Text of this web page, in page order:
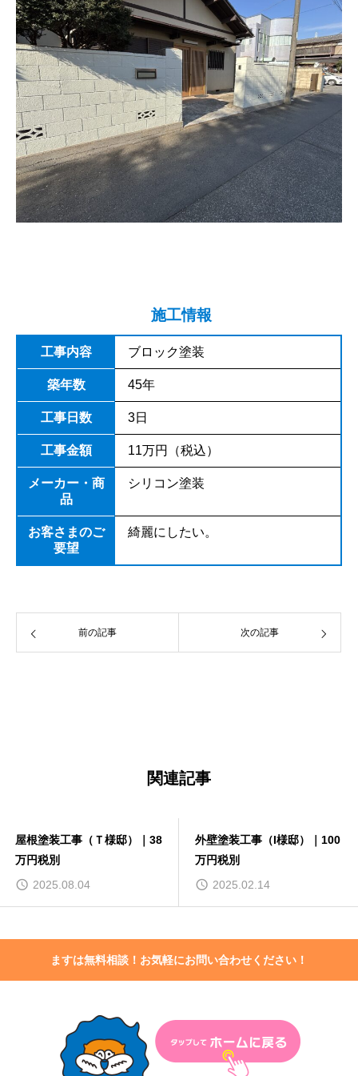
施工情報
工事内容 ブロック塗装
築年数 45年
工事日数 3日
工事金額 11万円（税込）
メーカー・商
品
シリコン塗装
お客さまのご
要望
綺麗にしたい。
前の記事 次の記事
関連記事
外壁塗装工事（I様邸）｜100
万円税別
2025.02.14
物置塗装工事（S様邸）｜30
万 伊勢崎市山王町
2026.05.01
ますは無料相談！お気軽にお問い合わせください！